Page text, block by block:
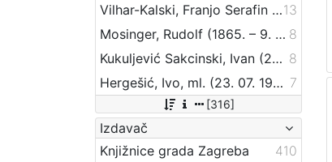
Vilhar-Kalski, Franjo Serafin (5. 1. 1852. – 4. 3. 1928.)13
Mosinger, Rudolf (1865. – 9. 10. 1918.) 8
Kukuljević Sakcinski, Ivan (29. 5. 1816. – 1. 8. 1889.) 8
Hergešić, Ivo, ml. (23. 07. 1904. – 29. 12. 1977.) 7
[316]
Izdavač
Knjižnice grada Zagreba
410